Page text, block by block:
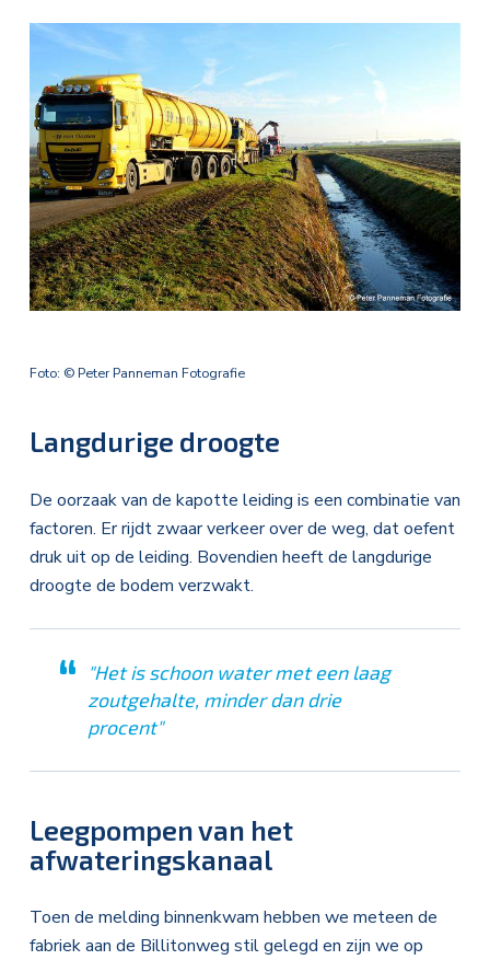
Foto: © Peter Panneman Fotografie
Langdurige droogte
De oorzaak van de kapotte leiding is een combinatie van
factoren. Er rijdt zwaar verkeer over de weg, dat oefent
druk uit op de leiding. Bovendien heeft de langdurige
droogte de bodem verzwakt.
"Het is schoon water met een laag
zoutgehalte, minder dan drie
procent"
Leegpompen van het
afwateringskanaal
Toen de melding binnenkwam hebben we meteen de
fabriek aan de Billitonweg stil gelegd en zijn we op